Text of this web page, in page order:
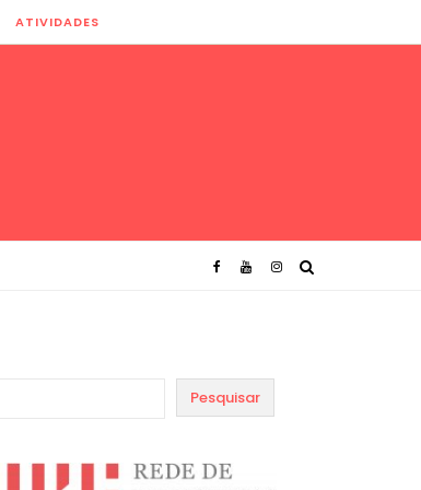
ATIVIDADES
Pesquisar